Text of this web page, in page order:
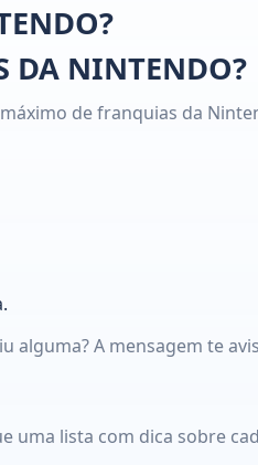
DA NINTENDO?
de franquias da
alguma? A mensagem te
uma lista com dica sobre